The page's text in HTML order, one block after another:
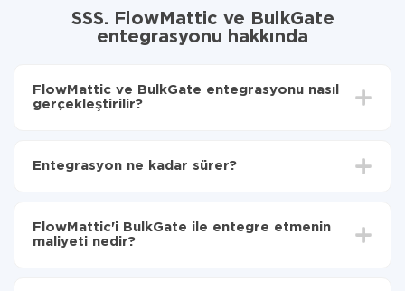
SSS. FlowMattic ve BulkGate
entegrasyonu hakkında
FlowMattic ve BulkGate entegrasyonu nasıl
gerçekleştirilir?
aktarılacağını seçin
BulkGate'ye aktarılacaktır.
Entegrasyon ne kadar sürer?
olarak, 10-15 dakika sürer.
FlowMattic'i BulkGate ile entegre etmenin
maliyeti nedir?